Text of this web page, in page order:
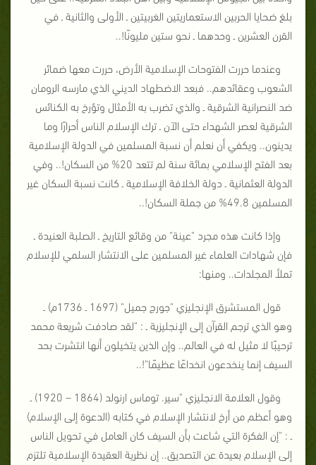
بلغ ضحايا الحربين الاستعماريتين الغربيتين ـ الأولى والثانية ـ في
القرن العشرين ـ وحدهما ـ نحو ستين مليونًا!..
وعندما حررت الفتوحات الإسلامية الأرض، حررت معها ضمائر
الشعوب وعقائدهم.. فبعد الاضطهاد الديني الذي مارسه الرومان
ضد النصرانية الشرقية ـ والذي تضرب به الأمثال وتؤرخ به الكنائس
الشرقية لعصر الشهداء حتى الآن ـ ترك الإسلام الناس أحرارًا وما
يدينون.. ويكفي أن نعلم أن نسبة المسلمين في الدولة الإسلامية
بعد الفتح الإسلامي بمائة سنة لم تتعد 20% من السكان!.. وفي
الدولة العثمانية ـ دولة الخلافة الإسلامية ـ كانت نسبة السكان غير
المسلمين 49.8% من جملة السكان!..
وإذا كانت هذه مجرد "عينة" من وقائع التاريخ ـ الصلبة العنيدة ـ
فإن شهادات العلماء غير المسلمين على الانتشار السلمي للإسلام
تملأ المجلدات.. ومنها:
قول المستشرق الإنجليزي "جورج جميل" (1697 ـ 1736م) ـ
وهو الذي ترجم القرآن إلى الإنجليزية ـ : "لقد صادفت شريعة محمد
ترحيبًا لا مثيل له في العالم.. وإن الذين يتخيلون أنها انتشرت بحد
السيف إنما ينخدعون انخداعًا عظيمًا"!..
وقول العلامة الانجليزي "سير. توماس ارنولد (1864 – 1920) ـ
وهو أعظم من أرخ لانتشار الإسلام في كتابه (الدعوة إلى الإسلام)
ـ : "إن الفكرة التي شاعت بأن السيف كان العامل في تحويل الناس
إلى الإسلام بعيدة عن التصديق.. إن نظرية العقيدة الإسلامية تلتزم